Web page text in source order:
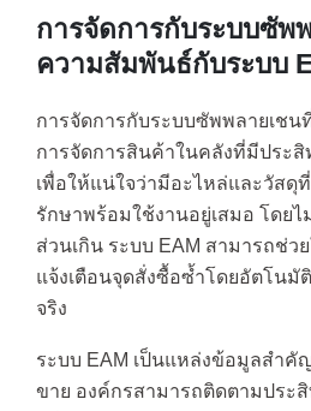
การจัดการกับระบบซัพ
ความสัมพันธ์กับระบบ
การจัดการกับระบบซัพพลายเชน
การจัดการสินค้าในคลังที่มีประ
เพื่อให้แน่ใจว่ามีอะไหล่และวัสดุ
รักษาพร้อมใช้งานอยู่เสมอ โดย
ส่วนเกิน ระบบ EAM สามารถช่ว
แจ้งเตือนจุดสั่งซื้อซ้ำโดยอัตโนมั
จริง
ระบบ EAM เป็นแหล่งข้อมูลสำคั
ขาย องค์กรสามารถติดตามประ